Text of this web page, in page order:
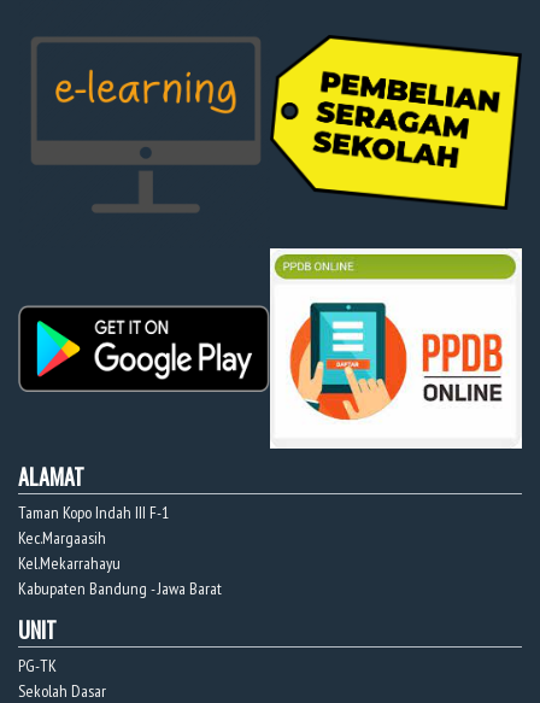
ALAMAT
Taman Kopo Indah III F-1
Kec.Margaasih
Kel.Mekarrahayu
Kabupaten Bandung - Jawa Barat
UNIT
PG-TK
Sekolah Dasar